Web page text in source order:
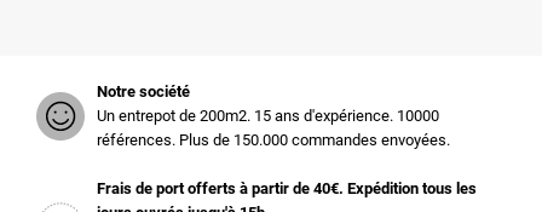
Notre société
Un entrepot de 200m2. 15 ans d'expérience. 10000
références. Plus de 150.000 commandes envoyées.
Frais de port offerts à partir de 40€. Expédition tous les